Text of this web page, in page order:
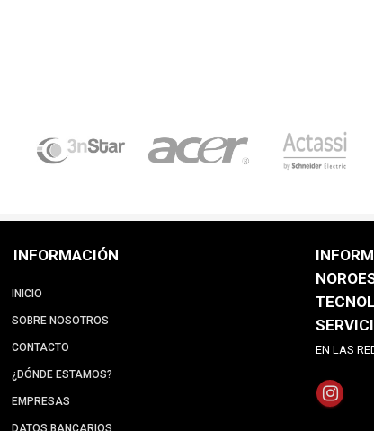
INFORMACIÓN
INICIO
SOBRE NOSOTROS
CONTACTO
¿DÓNDE ESTAMOS?
EMPRESAS
DATOS BANCARIOS
EN LAS